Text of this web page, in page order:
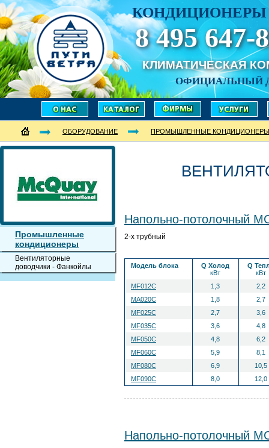
КОНДИЦИОНЕРЫ
8 495 647-
КЛИМАТИЧЕСКАЯ
ОФИЦИАЛЬНЫЙ
ОБОРУДОВАНИЕ ПРОМЫШЛЕННЫЕ КОНДИЦИОНЕРЫ
Промышленные
кондиционеры
Вентиляторные
доводчики - Фанкойлы
Напольно-потолочный
2-х трубный
Модель блока
Q Холод
кВт
Q
кВт
MF012C
1,3
2,2
MА020C
1,8
2,7
MF025C
2,7
3,6
MF035C
3,6
4,8
MF050C
4,8
6,2
MF060C
5,9
8,1
MF080C
6,9
10,5
MF090C
8,0 12,0
Напольно-потолочный